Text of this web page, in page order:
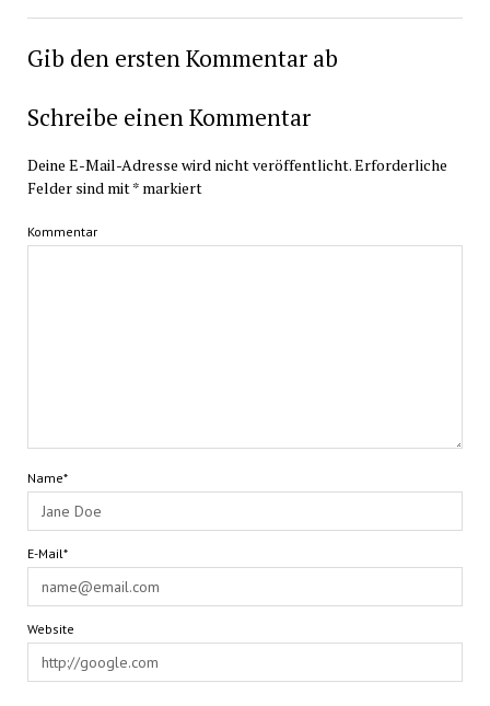
Gib den ersten Kommentar ab
Schreibe einen Kommentar
Deine E-Mail-Adresse wird nicht veröffentlicht.Erforderliche
Felder sind mit*markiert
Kommentar
Name*
E-Mail*
Website